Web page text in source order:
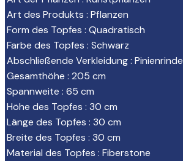
Art des Produkts : Pflanzen
Form des Topfes : Quadratisch
Farbe des Topfes : Schwarz
Abschließende Verkleidung: Pinienrinde
Gesamthöhe : 205 cm
Spannweite : 65 cm
Höhe des Topfes : 30 cm
Länge des Topfes : 30 cm
Breite des Topfes : 30 cm
Material des Topfes : Fiberstone